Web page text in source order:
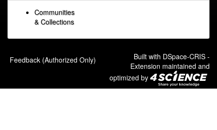
Communities
& Collections
Feedback (Authorized Only) Built with DSpace-CRIS -
Extension maintained and
optimized by